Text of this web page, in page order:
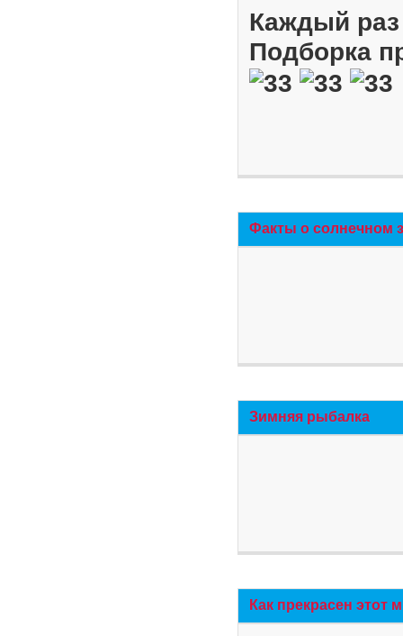
Каждый
Подборка
Факты о солнечном
Зимняя рыбалка
Как прекрасен этот